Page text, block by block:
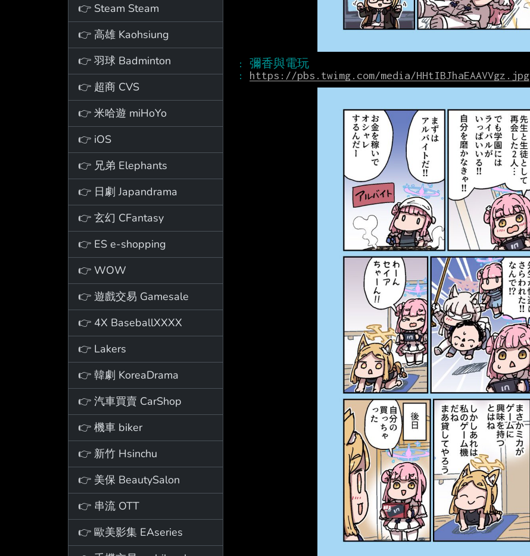
👉 Steam Steam
👉 高雄 Kaohsiung
👉 羽球 Badminton
👉 超商 CVS
👉 米哈遊 miHoYo
👉 iOS
👉 兄弟 Elephants
👉 日劇 Japandrama
👉 玄幻 CFantasy
👉 ES e-shopping
👉 WOW
👉 遊戲交易 Gamesale
👉 4X BaseballXXXX
👉 Lakers
👉 韓劇 KoreaDrama
👉 汽車買賣 CarShop
👉 機車 biker
👉 新竹 Hsinchu
👉 美保 BeautySalon
👉 串流 OTT
👉 歐美影集 EAseries
: https://pbs.twimg.com/media/HHtIBJhaEAAVVgz.jpg